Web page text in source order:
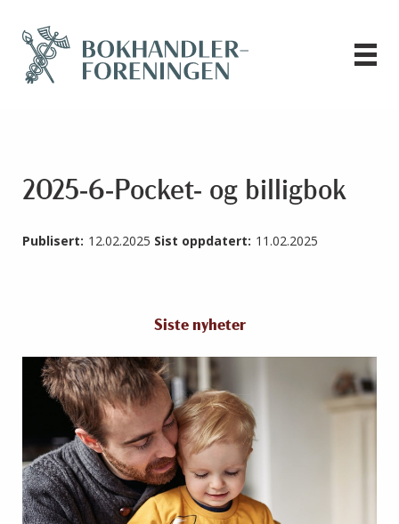
2025-6-Pocket- og billigbok
Publisert: 12.02.2025 Sist oppdatert: 11.02.2025
Siste nyheter